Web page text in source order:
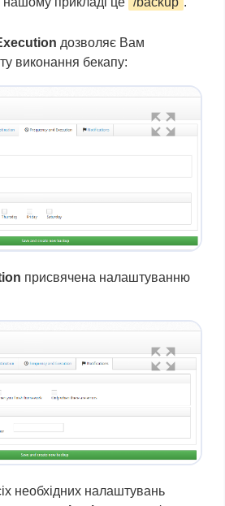
дозволяє Вам
виконання бекапу:
присвячена налаштуванню
необхідних налаштувань